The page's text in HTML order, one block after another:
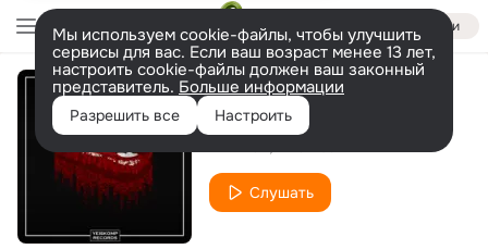
Войти
Мы используем cookie-файлы, чтобы улучшить
сервисы для вас. Если ваш возраст менее 13 лет,
настроить cookie-файлы должен ваш законный
представитель. Больше информации
Разрешить все Настроить
Only Kiss
Слушать